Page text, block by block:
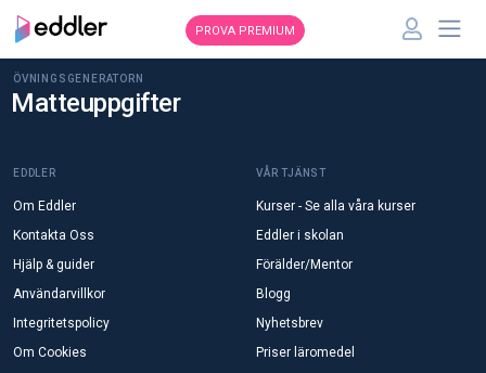
PROVA PREMIUM
ÖVNINGSGENERATORN
Matteuppgifter
EDDLER
Om Eddler
Kontakta Oss
Hjälp & guider
Användarvillkor
Integritetspolicy
Om Cookies
VÅR TJÄNST
Kurser - Se alla våra kurser
Eddler i skolan
Förälder/Mentor
Blogg
Nyhetsbrev
Priser läromedel